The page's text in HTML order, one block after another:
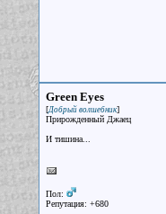
Green Eyes
[Добрый волшебник]
Прирожденный Джаец
И тишина...
Пол:
Репутация: +680